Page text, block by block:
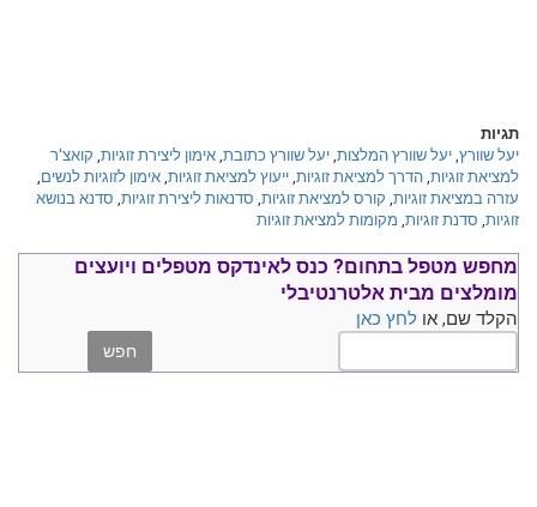
תגיות
יעל שוורץ, יעל שוורץ המלצות, יעל שוורץ כתובת, אימון ליצירת זוגיות, קואצ'ר
למציאת זוגיות, הדרך למציאת זוגיות, ייעוץ למציאת זוגיות, אימון לזוגיות לנשים,
עזרה במציאת זוגיות, קורס למציאת זוגיות, סדנאות ליצירת זוגיות, סדנא בנושא
זוגיות, סדנת זוגיות, מקומות למציאת זוגיות
מחפש מטפל בתחום? כנס לאינדקס מטפלים ויועצים
מומלצים מבית אלטרנטיבלי
הקלד שם, או לחץ כאן